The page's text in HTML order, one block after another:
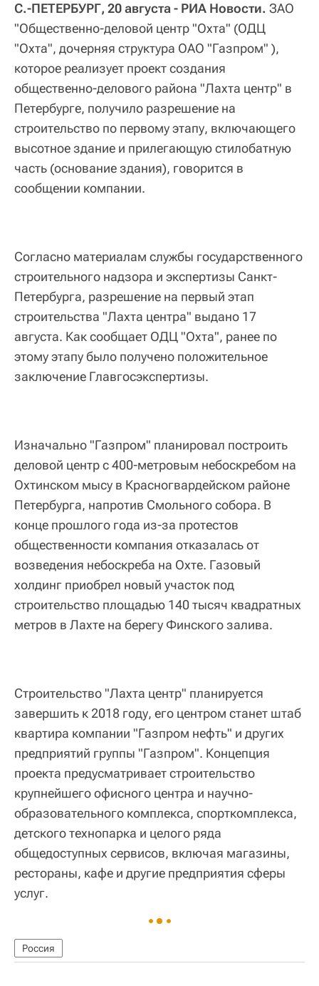
С.-ПЕТЕРБУРГ, 20 августа - РИА Новости. ЗАО
"Общественно-деловой центр "Охта" (ОДЦ
"Охта", дочерняя структура ОАО "Газпром" ),
которое реализует проект создания
общественно-делового района "Лахта центр" в
Петербурге, получило разрешение на
строительство по первому этапу, включающего
высотное здание и прилегающую стилобатную
часть (основание здания), говорится в
сообщении компании.
Согласно материалам службы государственного
строительного надзора и экспертизы Санкт-
Петербурга, разрешение на первый этап
строительства "Лахта центра" выдано 17
августа. Как сообщает ОДЦ "Охта", ранее по
этому этапу было получено положительное
заключение Главгосэкспертизы.
Изначально "Газпром" планировал построить
деловой центр с 400-метровым небоскребом на
Охтинском мысу в Красногвардейском районе
Петербурга, напротив Смольного собора. В
конце прошлого года из-за протестов
общественности компания отказалась от
возведения небоскреба на Охте. Газовый
холдинг приобрел новый участок под
строительство площадью 140 тысяч квадратных
метров в Лахте на берегу Финского залива.
Строительство "Лахта центр" планируется
завершить к 2018 году, его центром станет штаб
квартира компании "Газпром нефть" и других
предприятий группы "Газпром". Концепция
проекта предусматривает строительство
крупнейшего офисного центра и научно-
образовательного комплекса, спорткомплекса,
детского технопарка и целого ряда
общедоступных сервисов, включая магазины,
рестораны, кафе и другие предприятия сферы
услуг.
Россия